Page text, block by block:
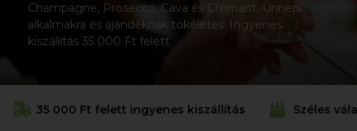
Champagne, Prosecco, Cava és Crémant. Ünnepi
alkalmakra és ajándéknak tökéletes. Ingyenes
kiszállítás 35 000 Ft felett.
35 000 Ft felett ingyenes kiszállítás Széles